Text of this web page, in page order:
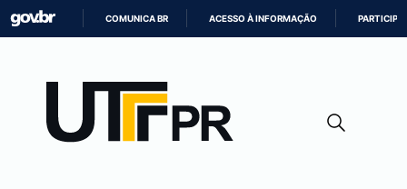
CONTEÚDO
COMUNICA BR ACESSO À INFORMAÇÃO PARTICIPE